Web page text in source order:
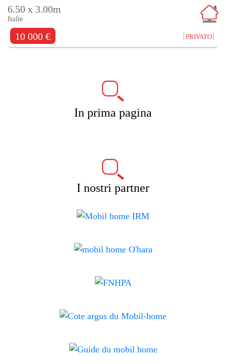
6.50 x 3.00m
Italie
10 000 € PRIVATO
In prima pagina
I nostri partner